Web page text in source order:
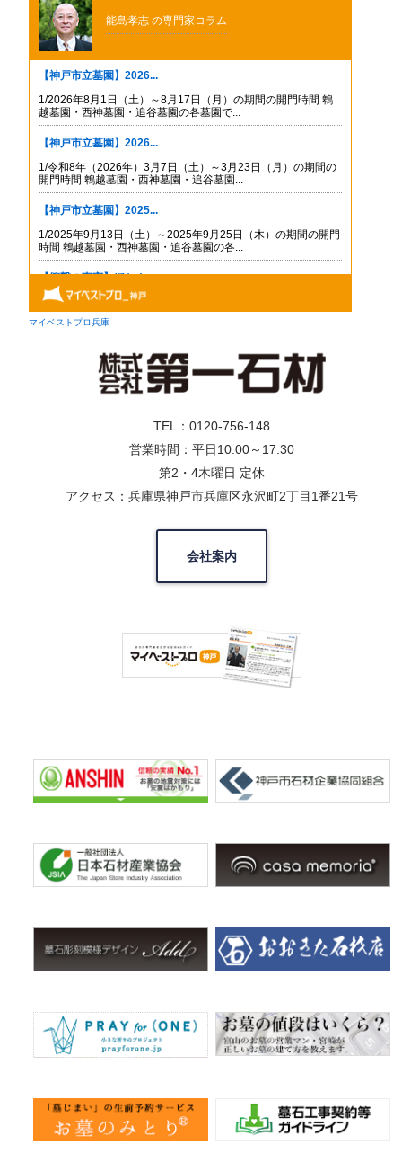
TEL：0120-756-148
営業時間：平日10:00～17:30
第2・4木曜日 定休
アクセス：兵庫県神戸市兵庫区永沢町2丁目1番21号
会社案内